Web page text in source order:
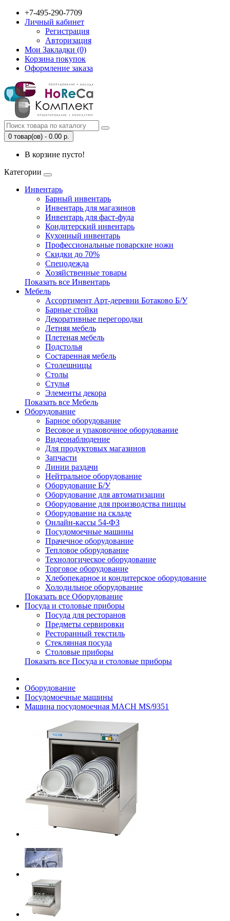
+7-495-290-7709
Личный кабинет
Регистрация
Авторизация
Мои Закладки (0)
Корзина покупок
Оформление заказа
0 товар(ов) - 0.00 р.
В корзине пусто!
Категории
Инвентарь
Барный инвентарь
Инвентарь для магазинов
Инвентарь для фаст-фуда
Кондитерский инвентарь
Кухонный инвентарь
Профессиональные поварские ножи
Скидки до 70%
Спецодежда
Хозяйственные товары
Показать все Инвентарь
Мебель
Ассортимент Арт-деревни Ботаково Б/У
Барные стойки
Декоративные перегородки
Летняя мебель
Плетеная мебель
Подстолья
Состаренная мебель
Столешницы
Столы
Стулья
Элементы декора
Показать все Мебель
Оборудование
Барное оборудование
Весовое и упаковочное оборудование
Видеонаблюдение
Для продуктовых магазинов
Запчасти
Линии раздачи
Нейтральное оборудование
Оборудование Б/У
Оборудование для автоматизации
Оборудование для производства пиццы
Оборудование на складе
Онлайн-кассы 54-ФЗ
Посудомоечные машины
Прачечное оборудование
Тепловое оборудование
Технологическое оборудование
Торговое оборудование
Хлебопекарное и кондитерское оборудование
Холодильное оборудование
Показать все Оборудование
Посуда и столовые приборы
Посуда для ресторанов
Предметы сервировки
Ресторанный текстиль
Стеклянная посуда
Столовые приборы
Показать все Посуда и столовые приборы
Оборудование
Посудомоечные машины
Машина посудомоечная MACH MS/9351